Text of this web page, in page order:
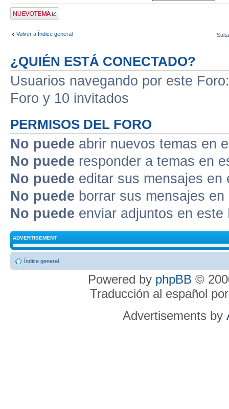
Publicar un nuevo
tema
Volver a Índice general
¿QUIÉN ESTÁ CONECTADO?
Usuarios navegando por este
Foro y 10 invitados
PERMISOS DEL FORO
No puede abrir nuevos temas en
No puede responder a temas en
No puede editar sus mensajes en
No puede borrar sus mensajes
No puede enviar adjuntos en este
ADVERTISEMENT
Índice general
Powered by phpBB ©
Traducción al español
Advertisements by